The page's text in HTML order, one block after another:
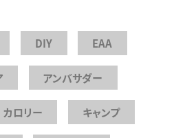
DIY EAA
アンバサダー
カロリー キャンプ